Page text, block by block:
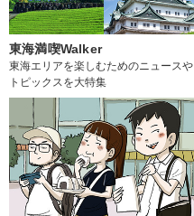
東海満喫Walker
東海エリアを楽しむためのニュースや
トピックスを大特集